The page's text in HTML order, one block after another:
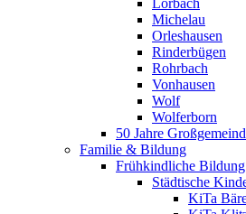
Lorbach
Michelau
Orleshausen
Rinderbügen
Rohrbach
Vonhausen
Wolf
Wolferborn
50 Jahre
Familie & Bildung
Frühkindliche Bildung
Städtische
KiTa